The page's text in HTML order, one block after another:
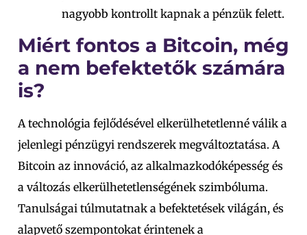
nagyobb kontrollt kapnak a pénzük felett.
Miért fontos a Bitcoin, még
a nem befektetők számára
is?
A technológia fejlődésével elkerülhetetlenné válik a
jelenlegi pénzügyi rendszerek megváltoztatása. A
Bitcoin az innováció, az alkalmazkodóképesség és
a változás elkerülhetetlenségének szimbóluma.
Tanulságai túlmutatnak a befektetések világán, és
alapvető szempontokat érintenek a